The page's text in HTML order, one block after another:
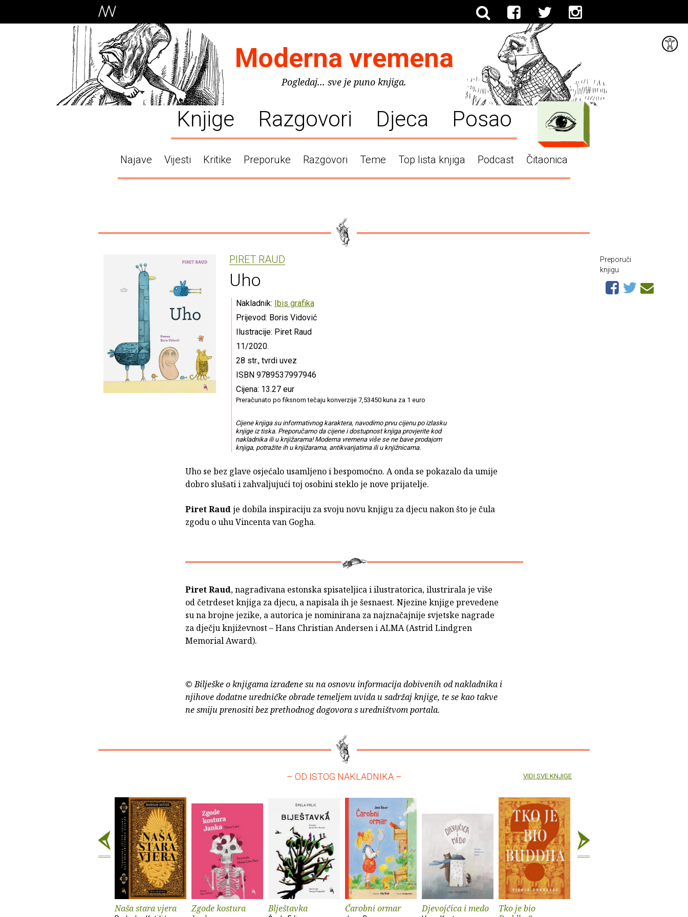
Moderna vremena
Pogledaj... sve je puno knjiga.
Knjige Razgovori Djeca Posao
Najave Vijesti Kritike Preporuke Razgovori Teme Top lista knjiga Podcast Čitaonica
PIRET RAUD
Uho
Nakladnik: Ibis grafika
Prijevod: Boris Vidović
Ilustracije: Piret Raud
11/2020.
28 str., tvrdi uvez
ISBN 9789537997946
Cijena: 13.27 eur
Preračunato po fiksnom tečaju konverzije 7,53450 kuna za 1 euro
Cijene knjiga su informativnog karaktera, navodimo prvu cijenu po izlasku
knjige iz tiska. Preporučamo da cijene i dostupnost knjiga provjerite kod
nakladnika ili u knjižarama! Moderna vremena više se ne bave prodajom
knjiga, potražite ih u knjižarama, antikvarijatima ili u knjižnicama.
Uho se bez glave osjećalo usamljeno i bespomoćno. A onda se pokazalo da umije
dobro slušati i zahvaljujući toj osobini steklo je nove prijatelje.
Piret Raudje dobila inspiraciju za svoju novu knjigu za djecu nakon što je čula
zgodu o uhu Vincenta van Gogha.
Piret Raud, nagrađivana estonska spisateljica i ilustratorica, ilustrirala je više
od četrdeset knjiga za djecu, a napisala ih je šesnaest. Njezine knjige prevedene
su na brojne jezike, a autorica je nominirana za najznačajnije svjetske nagrade
za dječju književnost – Hans Christian Andersen i ALMA (Astrid Lindgren
Memorial Award).
© Bilješke o knjigama izrađene su na osnovu informacija dobivenih od nakladnika i
njihove dodatne uredničke obrade temeljem uvida u sadržaj knjige, te se kao takve
ne smiju prenositi bez prethodnog dogovora s uredništvom portala.
Preporuči
knjigu
– OD ISTOG NAKLADNIKA –
Naša stara vjera
Zgode kostura
Blještavka Čarobni ormar Djevojčica i medo
Tko je bio
VIDI SVE KNJIGE